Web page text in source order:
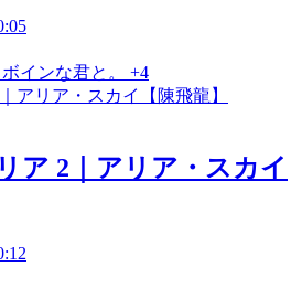
ボインな君と。 +4
ア 2｜アリア・スカイ